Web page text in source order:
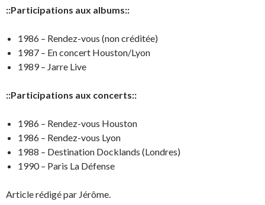
::Participations aux albums::
1986 – Rendez-vous (non créditée)
1987 – En concert Houston/Lyon
1989 – Jarre Live
::Participations aux concerts::
1986 – Rendez-vous Houston
1986 – Rendez-vous Lyon
1988 – Destination Docklands (Londres)
1990 – Paris La Défense
Article rédigé par Jérôme.